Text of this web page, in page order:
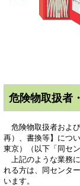
危険物取扱者
危険物取扱者およ
再）、書換等】につ
東京）（以下「同セ
上記のような業務
れる方は、同センタ
います。